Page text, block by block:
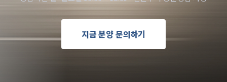
지금 분양 문의하기